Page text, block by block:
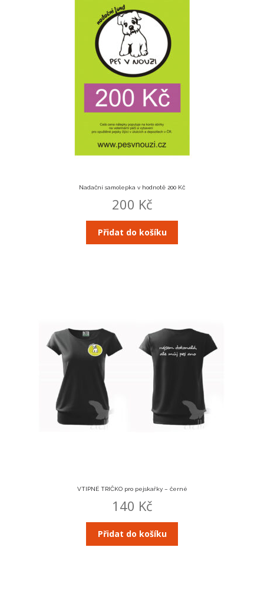
Nadační samolepka v hodnotě 200 Kč
200 Kč
Přidat do košíku
VTIPNÉ TRIČKO pro pejskařky – černé
140 Kč
Přidat do košíku